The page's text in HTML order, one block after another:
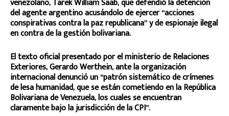
venezolano, Tarek William Saab, que defendió la detención
del agente argentino acusándolo de ejercer “acciones
conspirativas contra la paz republicana” y de espionaje ilegal
en contra de la gestión bolivariana.
El texto oficial presentado por el ministerio de Relaciones
Exteriores, Gerardo Werthein, ante la organización
internacional denunció un “patrón sistemático de crímenes
de lesa humanidad, que se están cometiendo en la República
Bolivariana de Venezuela, los cuales se encuentran
claramente bajo la jurisdicción de la CPI”.